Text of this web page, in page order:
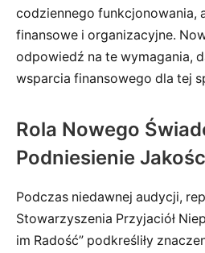
codziennego funkcjonowania,
finansowe i organizacyjne.
odpowiedź na te wymagania,
wsparcia finansowego dla tej
Rola Nowego
Podniesienie
Podczas niedawnej audycji,
Stowarzyszenia Przyjaciół
im Radość” podkreśliły